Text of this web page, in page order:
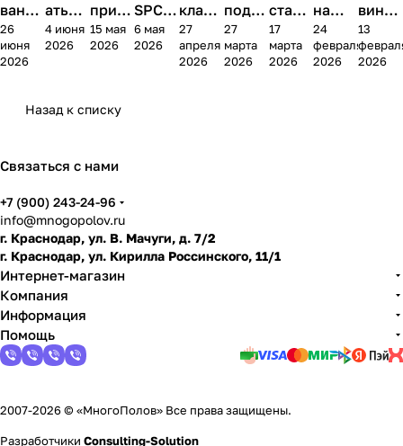
ванно
й:
можн
ьзова
чем
ить
26
июня
2026
ать
лами
нат и
интер
4 июня
2026
прихо
жей и
корид
выбр
15 мая
2026
SPC:
чем
отлич
6 мая
2026
класс
ическ
ий
27
апреля
2026
подло
жки
под
27
марта
2026
старо
го
покр
лами
нат и
17
марта
2026
на
балко
не:
24
февраля
2026
винил
в
ванно
ывать
13
2026
Назад к списку
Связаться с нами
+7 (900) 243-24-96
info@mnogopolov.ru
г. Краснодар, ул. В. Мачуги, д. 7/2
г. Краснодар, ул. Кирилла Россинского, 11/1
Интернет-магазин
Компания
Информация
Помощь
2007-2026 © «МногоПолов» Все права защищены.
Разработчики Consulting-Solution